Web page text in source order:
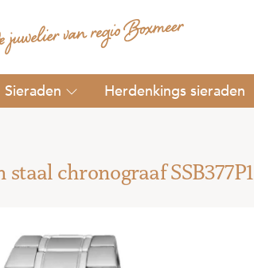
Sieraden Herdenkings sieraden
chronograaf SSB377P1